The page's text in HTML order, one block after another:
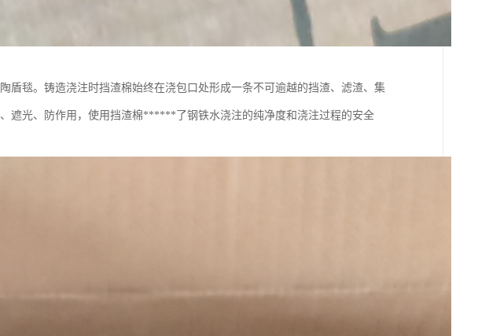
盾毯。铸造浇注时挡渣棉始终在浇包口处形成一条不可逾越的挡渣、滤渣、集
遮光、防作用，使用挡渣棉******了钢铁水浇注的纯净度和浇注过程的安全